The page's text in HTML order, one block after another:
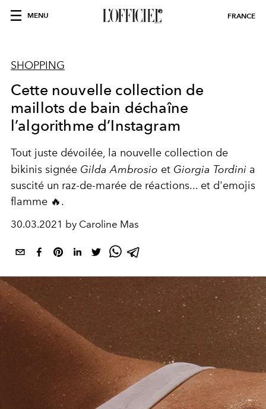
MENU FRANCE
SHOPPING
Cette nouvelle collection de
maillots de bain déchaîne
l’algorithme d’Instagram
Tout juste dévoilée, la nouvelle collection de
bikinis signée Gilda Ambrosio et Giorgia Tordini a
suscité un raz-de-marée de réactions... et d'emojis
flamme 🔥.
30.03.2021 by Caroline Mas